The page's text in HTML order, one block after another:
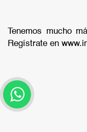
Tenemos mucho
Regístrate en